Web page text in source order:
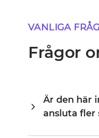
VANLIGA
Frågor
Är den här
ansluta fler